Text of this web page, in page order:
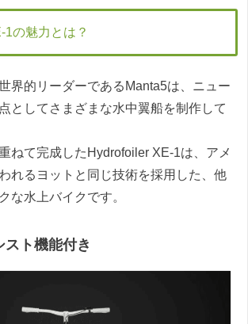
1の魅力とは？
界的リーダーであるManta5は、ニュー
としてさまざまな水中翼船を制作して
ねて完成したHydrofoiler XE-1は、アメ
れるヨットと同じ技術を採用した、他
な水上バイクです。
スト機能付き